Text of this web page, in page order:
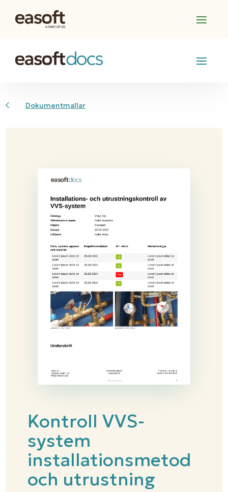
Dokumentmallar
Kontroll VVS-
system
installationsmetod
och utrustning